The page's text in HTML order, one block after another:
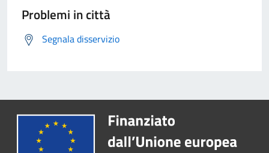
Problemi in città
Segnala disservizio